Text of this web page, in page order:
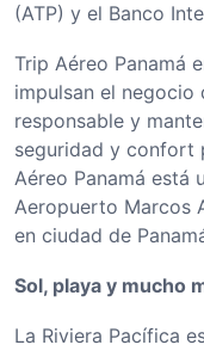
(ATP) y el Banco
Trip Aéreo Panamá
impulsan el negocio
responsable y
seguridad y confort
Aéreo Panamá está
Aeropuerto Marcos
en ciudad de
Sol, playa y mucho
La Riviera Pacífica